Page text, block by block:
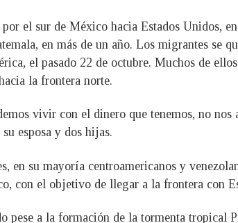
el sur de México hacia Estados Unidos,
en más de un año. Los migrantes se
el pasado 22 de octubre. Muchos de
la frontera norte.
vivir con el dinero que tenemos, no
esposa y dos hijas.
en su mayoría centroamericanos y
con el objetivo de llegar a la frontera con
pese a la formación de la tormenta tropical